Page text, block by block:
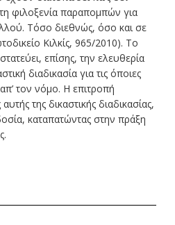
φιλοξενία παραπομπών για
Τόσο διεθνώς, όσο και σε
Κιλκίς, 965/2010). Το
επίσης, την ελευθερία
διαδικασία για τις όποιες
τον νόμο. Η επιτροπή
της δικαστικής διαδικασίας,
καταπατώντας στην πράξη